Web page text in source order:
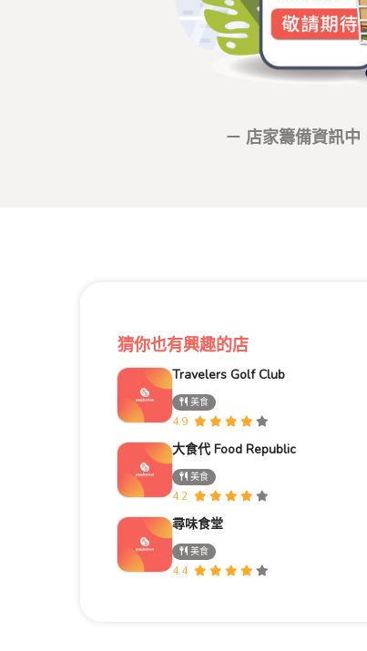
－ 店家籌備資訊中
猜你也有興趣的店
Travelers Golf Club
美食
4.9
大食代 Food Republic
美食
4.2
尋味食堂
美食
4.4